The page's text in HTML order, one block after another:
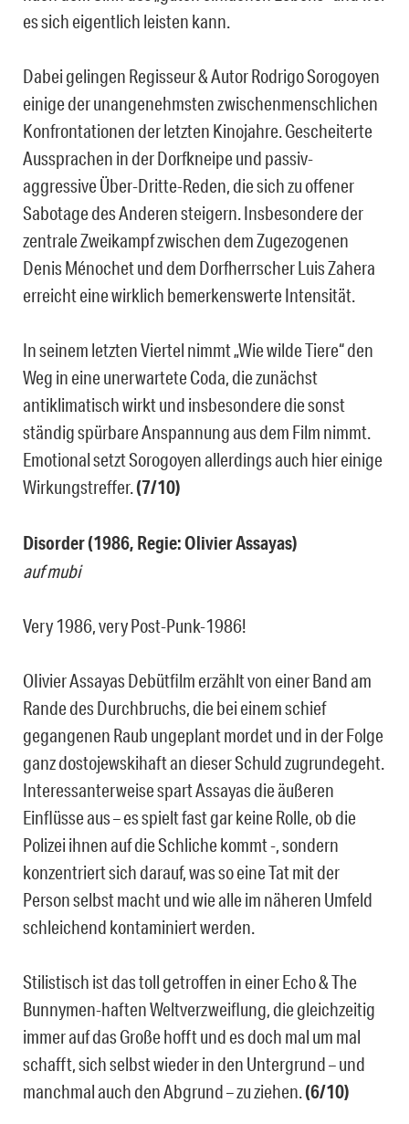
es sich eigentlich leisten kann.
Dabei gelingen Regisseur & Autor Rodrigo Sorogoyen
einige der unangenehmsten zwischenmenschlichen
Konfrontationen der letzten Kinojahre. Gescheiterte
Aussprachen in der Dorfkneipe und passiv-
aggressive Über-Dritte-Reden, die sich zu offener
Sabotage des Anderen steigern. Insbesondere der
zentrale Zweikampf zwischen dem Zugezogenen
Denis Ménochet und dem Dorfherrscher Luis Zahera
erreicht eine wirklich bemerkenswerte Intensität.
In seinem letzten Viertel nimmt „Wie wilde Tiere“ den
Weg in eine unerwartete Coda, die zunächst
antiklimatisch wirkt und insbesondere die sonst
ständig spürbare Anspannung aus dem Film nimmt.
Emotional setzt Sorogoyen allerdings auch hier einige
Wirkungstreffer.(7/10)
Disorder (1986, Regie: Olivier Assayas)
auf mubi
Very 1986, very Post-Punk-1986!
OIivier Assayas Debütfilm erzählt von einer Band am
Rande des Durchbruchs, die bei einem schief
gegangenen Raub ungeplant mordet und in der Folge
ganz dostojewskihaft an dieser Schuld zugrundegeht.
Interessanterweise spart Assayas die äußeren
Einflüsse aus – es spielt fast gar keine Rolle, ob die
Polizei ihnen auf die Schliche kommt -, sondern
konzentriert sich darauf, was so eine Tat mit der
Person selbst macht und wie alle im näheren Umfeld
schleichend kontaminiert werden.
Stilistisch ist das toll getroffen in einer Echo & The
Bunnymen-haften Weltverzweiflung, die gleichzeitig
immer auf das Große hofft und es doch mal um mal
schafft, sich selbst wieder in den Untergrund – und
manchmal auch den Abgrund – zu ziehen.(6/10)